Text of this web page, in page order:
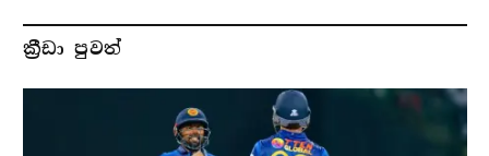
ක්‍රීඩා පුවත්